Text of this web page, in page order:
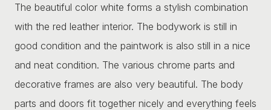
The beautiful color white forms a stylish combination
with the red leather interior. The bodywork is still in
good condition and the paintwork is also still in a nice
and neat condition. The various chrome parts and
decorative frames are also very beautiful. The body
parts and doors fit together nicely and everything feels